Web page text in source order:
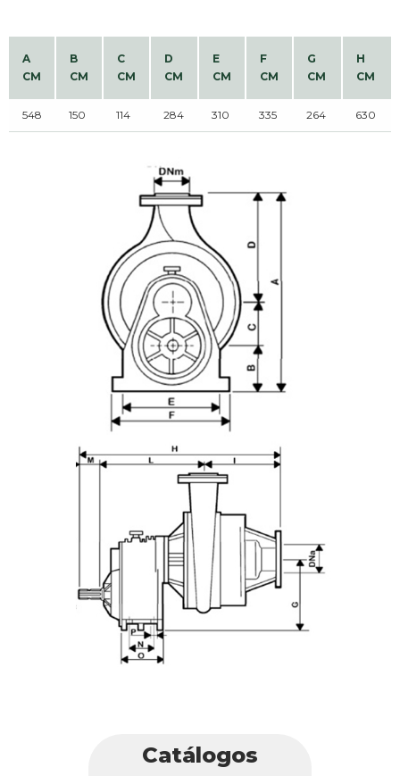
A
CM
B
CM
C
CM
D
CM
E
CM
F
CM
G
CM
H
CM
548 150 114 284 310 335 264 630
Catálogos